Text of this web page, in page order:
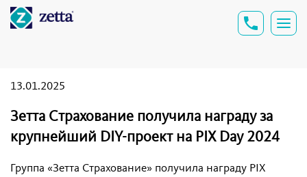
13.01.2025
Зетта Страхование получила награду за
крупнейший DIY-проект на PIX Day 2024
Группа «Зетта Страхование» получила награду PIX